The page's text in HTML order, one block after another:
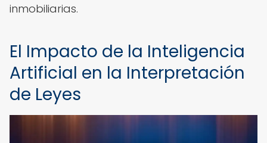
inmobiliarias.
El Impacto de la Inteligencia
Artificial en la Interpretación
de Leyes